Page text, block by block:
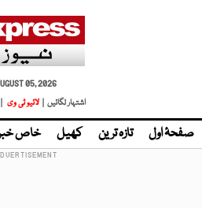
05, 2026
اشتہار لگائیں |
لائیو ٹی وی
صفحۂ اول تازہ ترین کھیل خاص